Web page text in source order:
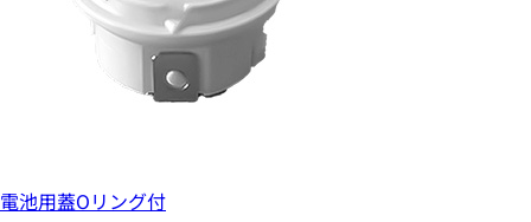
電池用蓋Oリング付